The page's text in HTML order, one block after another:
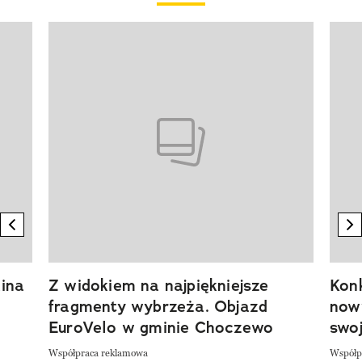
previous element
Z widokiem na najpiękniejsze
fragmenty wybrzeża. Objazd
EuroVelo w gminie Choczewo
Współpraca reklamowa